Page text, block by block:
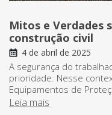
Mitos e Verdades
construção civil
4 de abril de 2025
A segurança do
prioridade. Nesse
Equipamentos de
Leia mais